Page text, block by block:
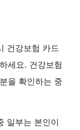
건강보험 카드
세요. 건강보험
을 확인하는 중
일부는 본인이